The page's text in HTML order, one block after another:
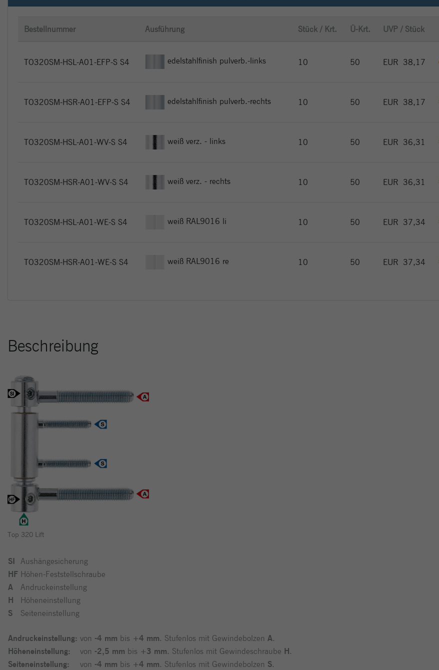
Bestellnummer Ausführung Stück / Krt. Ü-Krt. UVP / Stück
TO320SM-HSL-A01-EFP-S S4 edelstahlfinish pulverb.-links 10 50 EUR 38,17
TO320SM-HSR-A01-EFP-S S4 edelstahlfinish pulverb.-rechts 10 50 EUR 38,17
TO320SM-HSL-A01-WV-S S4 weiß verz. - links 10 50 EUR 36,31
TO320SM-HSR-A01-WV-S S4 weiß verz. - rechts 10 50 EUR 36,31
TO320SM-HSL-A01-WE-S S4 weiß RAL9016 li 10 50 EUR 37,34
TO320SM-HSR-A01-WE-S S4 weiß RAL9016 re 10 50 EUR 37,34
Beschreibung
Top 320 Lift
SI Aushängesicherung
HF Höhen-Feststellschraube
A
Andruckeinstellung
H
Höheneinstellung
S
Seiteneinstellung
Andruckeinstellung: von -4 mm bis +4 mm. Stufenlos mit Gewindebolzen A.
Höheneinstellung:
von -2,5 mm bis +3 mm. Stufenlos mit Gewindeschraube H.
Seiteneinstellung:
von -4 mm bis +4 mm. Stufenlos mit Gewindebolzen S.
_gat_gtag_UA_144842869_2
Zweck
Google verwendet dieses Cookie, um Benutzer